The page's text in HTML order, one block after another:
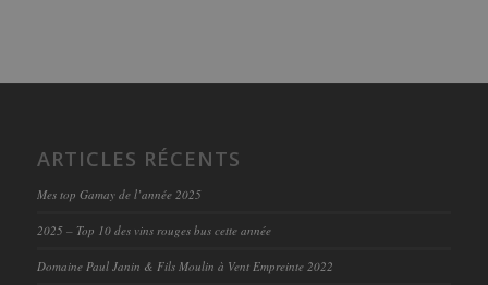
ARTICLES RÉCENTS
Mes top Gamay de l’année 2025
2025 – Top 10 des vins rouges bus cette année
Domaine Paul Janin & Fils Moulin à Vent Empreinte 2022